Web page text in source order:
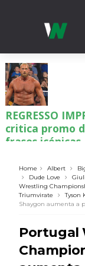
REGRESSO
critica promo
frases icónicas
GUERRA
Will Ospreay
Unknown-Aug
Home Albert
Dude Love
Wrestling
Triumvirate
Tyson
Shaygon aumenta a
Portugal